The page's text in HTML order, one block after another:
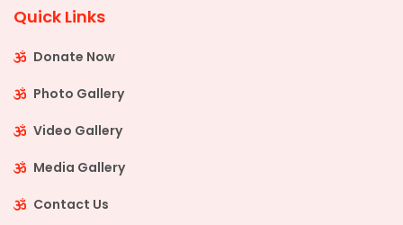
Quick Links
Donate Now
Photo Gallery
Video Gallery
Media Gallery
Contact Us